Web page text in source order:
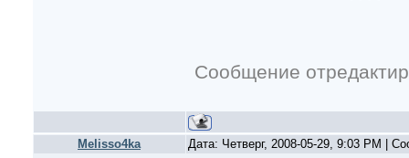
Сообщение
Melisso4ka
Дата: Четверг, 2008-05-29, 9:03 PM |